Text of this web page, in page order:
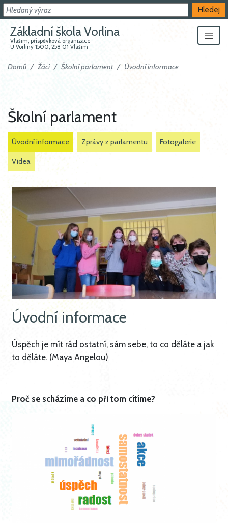
Hledat
Hledej
Základní škola Vorlina
Vlašim, příspěvková organizace
U Vorliny 1500, 258 01 Vlašim
Domů Žáci Školní parlament Úvodní informace
Školní parlament
Úvodní informace Zprávy z parlamentu Fotogalerie
Videa
Úvodní informace
Úspěch je mít rád ostatní, sám sebe, to co děláte a jak
to děláte. (Maya Angelou)
Proč se scházíme a co při tom cítíme?